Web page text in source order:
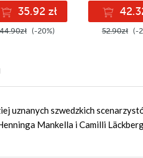
35.92 zł
(-20%) 52.90zł (-
uznanych szwedzkich
Mankella i Camilli